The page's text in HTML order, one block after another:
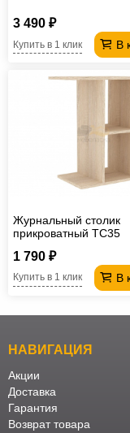
3 490 ₽
В
Купить в 1 клик
Журнальный столик
прикроватный TC35
1 790 ₽
В
Купить в 1 клик
НАВИГАЦИЯ
Акции
Доставка
Гарантия
Возврат товара